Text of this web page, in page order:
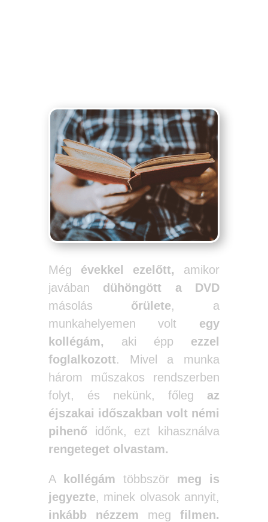
Még évekkel ezelőtt, amikor
javában dühöngött a DVD
másolás őrülete, a
munkahelyemen volt egy
kollégám, aki épp ezzel
foglalkozott. Mivel a munka
három műszakos rendszerben
folyt, és nekünk, főleg az
éjszakai időszakban volt némi
pihenőidőnk, ezt kihasználva
rengeteget olvastam.
A kollégám többször meg is
jegyezte, minek olvasok annyit,
inkább nézzem megfilmen.